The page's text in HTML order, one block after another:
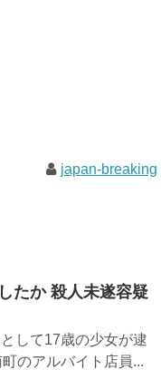
japan-breaking
たか 殺人未遂容疑
して17歳の少女が逮
のアルバイト店員...